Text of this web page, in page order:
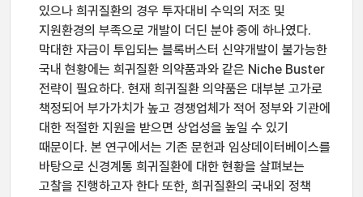
있으나 희귀질환의 경우 투자대비 수익의 저조 및
지원환경의 부족으로 개발이 더딘 분야 중에 하나였다.
막대한 자금이 투입되는 블록버스터 신약개발이 불가능한
국내 현황에는 희귀질환 의약품과와 같은 Niche Buster
전략이 필요하다. 현재 희귀질환 의약품은 대부분 고가로
책정되어 부가가치가 높고 경쟁업체가 적어 정부와 기관에
대한 적절한 지원을 받으면 상업성을 높일 수 있기
때문이다. 본 연구에서는 기존 문헌과 임상데이터베이스를
바탕으로 신경계통 희귀질환에 대한 현황을 살펴보는
고찰을 진행하고자 한다 또한, 희귀질환의 국내외 정책